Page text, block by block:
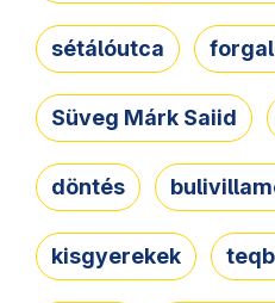
sétálóutca
Süveg Márk Saiid
döntés
kisgyerekek